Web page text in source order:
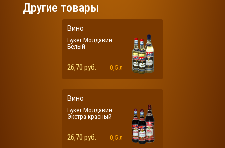
Другие товары
Вино
0,5 л
Букет Молдавии
Белый
26,70 руб.
Вино
0,5 л
Букет Молдавии
Экстра красный
26,70 руб.